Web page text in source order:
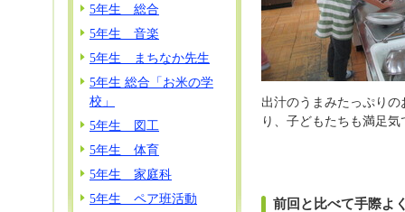
5年生 総合
5年生 音楽
5年生 まちなか先生
5年生 総合「お米の学
校」
5年生 図工
5年生 体育
5年生 家庭科
5年生 ペア班活動
出汁のうまみたっぷり
り、子どもたちも満足気
前回と比べて手際よ